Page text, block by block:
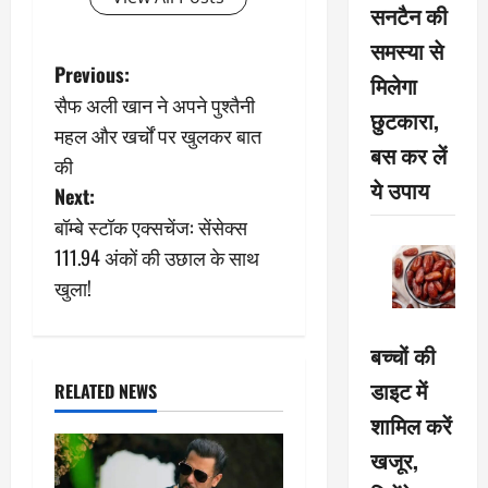
P
o
s
t
n
a
i
g
Previous:
सैफ अली खान ने अपने पुश्तैनी
महल और खर्चों पर खुलकर बात
की
Next:
बॉम्बे स्टॉक एक्सचेंज: सेंसेक्स
111.94 अंकों की उछाल के साथ
खुला!
RELATED NEWS
सनटैन की
समस्या से
मिलेगा
छुटकारा,
बस कर लें
ये उपाय
बच्चों की
डाइट में
शामिल करें
खजूर,